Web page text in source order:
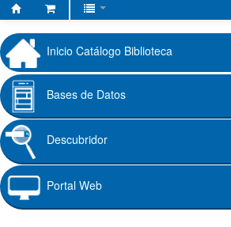
Fundación
Universitaria
Cafam
Inicio Catálogo Biblioteca
Bases de Datos
Descubridor
Portal Web